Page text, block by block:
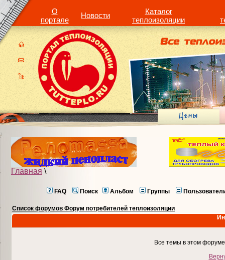
О
портале
Новости
Каталог
теплоизоляции
Главная \
FAQ Поиск Альбом Группы
Список форумов Форум потребителей теплоизоляции
Все темы в этом